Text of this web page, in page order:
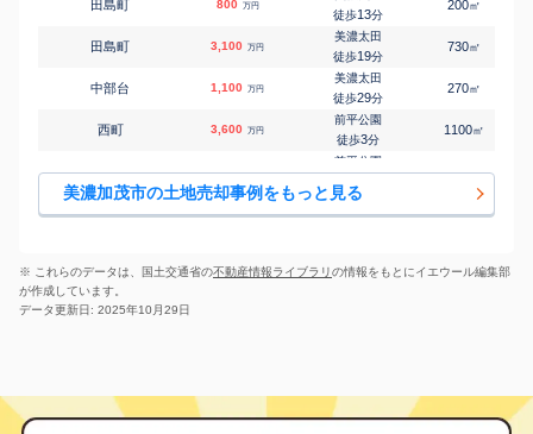
田島町 800 万円
徒歩13分
200㎡
田島町 3,100 万円
美濃太田
徒歩19分
730㎡
中部台 1,100 万円
美濃太田
徒歩29分
270㎡
西町 3,600 万円
前平公園
徒歩3分
1100㎡
西町 2,400 万円
前平公園
-㎡
西町 960 万円
前平公園
13
290㎡
徒歩 14 分
本郷町
前平町 1,600 万円
前平公園
390㎡
美濃加茂市の土地売却事例をもっと見る
※ これらのデータは、国土交通省の不動産情報ライブラリの情報をもとにイエウール編集部
が作成しています。
データ更新日: 2025年10月29日